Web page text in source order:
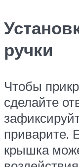
ручки
Чтобы
сделайте
приварите.
крышка